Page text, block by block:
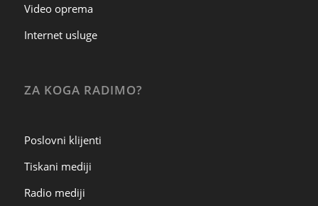
Video oprema
Internet usluge
ZA KOGA RADIMO?
Poslovni klijenti
Tiskani mediji
Radio mediji